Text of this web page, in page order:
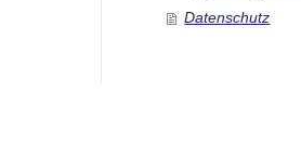
Datenschutz